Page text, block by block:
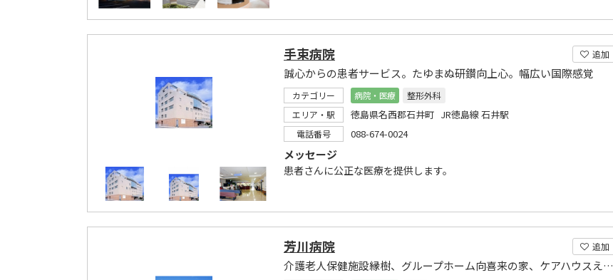
追加
手束病院
誠心からの患者サービス。たゆまぬ研鑚向上心。幅広い国際感覚
カテゴリー 病院・医療
整形外科
エリア・駅
徳島県名西郡石井町 JR徳島線 石井駅
電話番号 088-674-0024
メッセージ
患者さんに公正な医療を提供します。
追加
芳川病院
介護老人保健施設縁樹、グループホーム向喜来の家、ケアハウスえんじゅ、グループホームえんじゅ